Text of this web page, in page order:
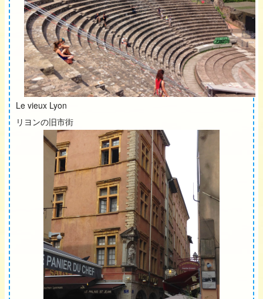
Le vieux Lyon
リヨンの旧市街